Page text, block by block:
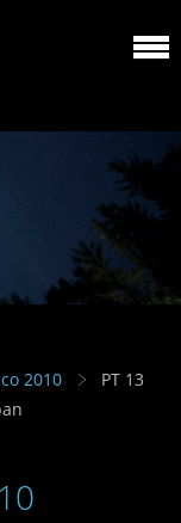
2010
PT 13